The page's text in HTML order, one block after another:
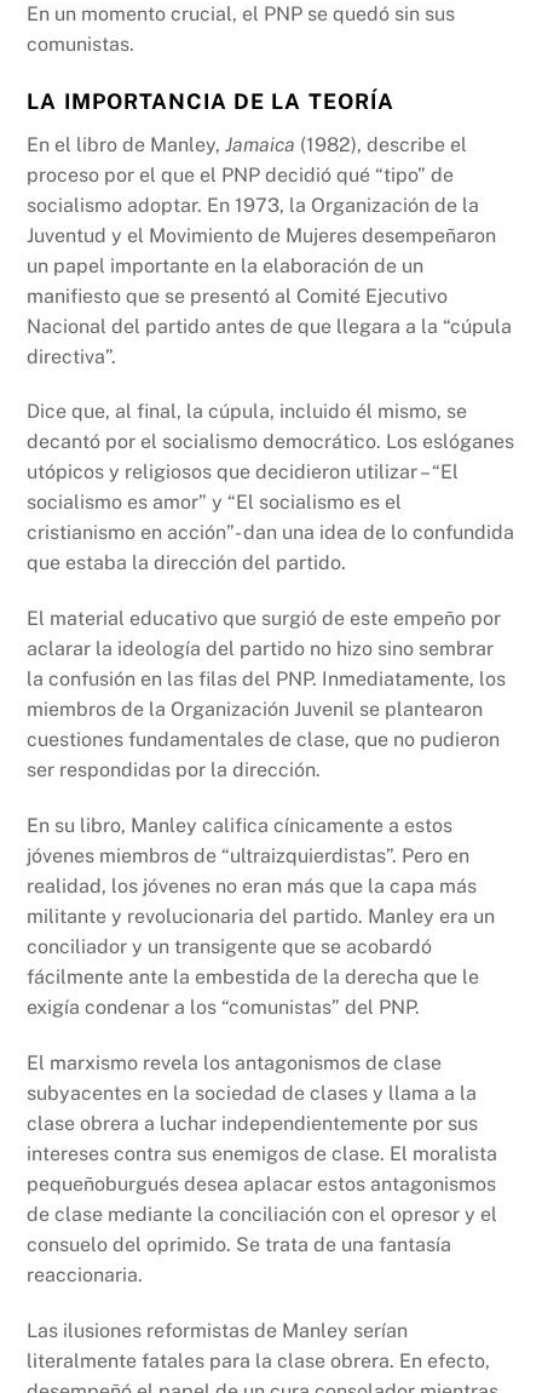
En un momento crucial, el PNP se quedó sin sus
comunistas.
LA IMPORTANCIA DE LA TEORÍA
En el libro de Manley,Jamaica (1982), describe el
proceso por el que el PNP decidió qué “tipo” de
socialismo adoptar. En 1973, la Organización de la
Juventud y el Movimiento de Mujeres desempeñaron
un papel importante en la elaboración de un
manifiesto que se presentó al Comité Ejecutivo
Nacional del partido antes de que llegara a la “cúpula
directiva”.
Dice que, al final, la cúpula, incluido él mismo, se
decantó por el socialismo democrático. Los eslóganes
utópicos y religiosos que decidieron utilizar – “El
socialismo es amor” y “El socialismo es el
cristianismo en acción”- dan una idea de lo confundida
que estaba la dirección del partido.
El material educativo que surgió de este empeño por
aclarar la ideología del partido no hizo sino sembrar
la confusión en las filas del PNP. Inmediatamente, los
miembros de la Organización Juvenil se plantearon
cuestiones fundamentales de clase, que no pudieron
ser respondidas por la dirección.
En su libro, Manley califica cínicamente a estos
jóvenes miembros de “ultraizquierdistas”. Pero en
realidad, los jóvenes no eran más que la capa más
militante y revolucionaria del partido. Manley era un
conciliador y un transigente que se acobardó
fácilmente ante la embestida de la derecha que le
exigía condenar a los “comunistas” del PNP.
El marxismo revela los antagonismos de clase
subyacentes en la sociedad de clases y llama a la
clase obrera a luchar independientemente por sus
intereses contra sus enemigos de clase. El moralista
pequeñoburgués desea aplacar estos antagonismos
de clase mediante la conciliación con el opresor y el
consuelo del oprimido. Se trata de una fantasía
reaccionaria.
Las ilusiones reformistas de Manley serían
literalmente fatales para la clase obrera. En efecto,